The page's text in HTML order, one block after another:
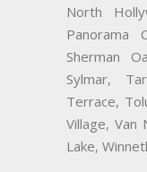
North
Panorama
Sherman
Sylmar,
Terrace,
Village, Van
Lake,